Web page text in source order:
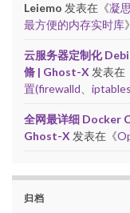
Leiemo 发表在《凝
最方便的内存实时库》
云服务器定制化
脩 | Ghost-X 发表在
置(firewalld、
全网最详细 Docker
Ghost-X 发表在《
归档